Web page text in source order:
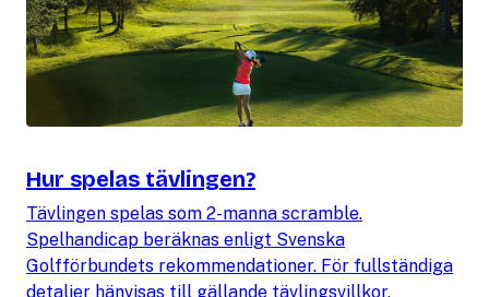
Hur spelas tävlingen?
Tävlingen spelas som 2-manna scramble.
Spelhandicap beräknas enligt Svenska
Golfförbundets rekommendationer. För fullständiga
detaljer hänvisas till gällande tävlingsvillkor.